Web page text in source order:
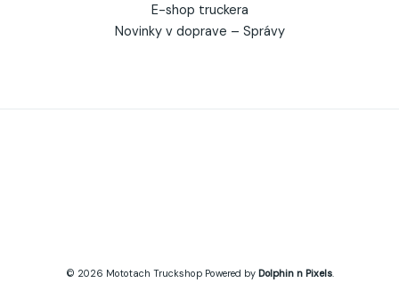
E-shop truckera
Novinky v doprave – Správy
© 2026 Mototach Truckshop Powered by Dolphin n Pixels.